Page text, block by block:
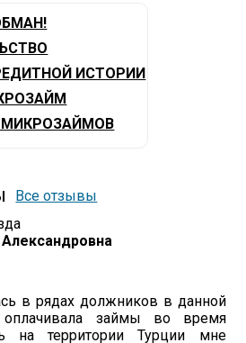
ИСТОРИИ
Все отзывы
в рядах должников в данной
оплачивала займы во время
на территории Турции мне